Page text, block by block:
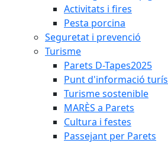
Activitats i fires
Pesta porcina
Seguretat i prevenció
Turisme
Parets D-Tapes2025
Punt d'informació
Turisme sostenible
MARÈS a Parets
Cultura i festes
Passejant per Parets